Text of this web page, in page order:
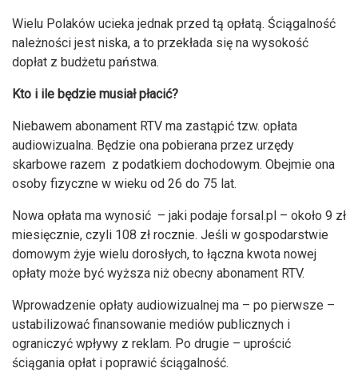
Wielu Polaków ucieka jednak przed tą opłatą. Ściągalność
należności jest niska, a to przekłada się na wysokość
dopłat z budżetu państwa.
Kto i ile będzie musiał płacić?
Niebawem abonament RTV ma zastąpić tzw. opłata
audiowizualna. Będzie ona pobierana przez urzędy
skarbowe razem z podatkiem dochodowym. Obejmie ona
osoby fizyczne w wieku od 26 do 75 lat.
Nowa opłata ma wynosić – jaki podaje forsal.pl – około 9 zł
miesięcznie, czyli 108 zł rocznie. Jeśli w gospodarstwie
domowym żyje wielu dorosłych, to łączna kwota nowej
opłaty może być wyższa niż obecny abonament RTV.
Wprowadzenie opłaty audiowizualnej ma – po pierwsze –
ustabilizować finansowanie mediów publicznych i
ograniczyć wpływy z reklam. Po drugie – uprościć
ściągania opłat i poprawić ściągalność.